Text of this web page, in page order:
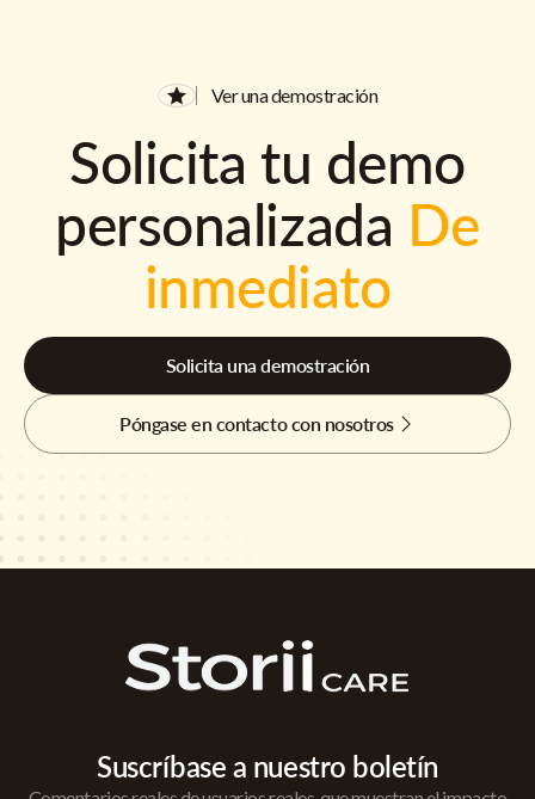
Ver una demostración
Solicita tu demo
personalizada De
inmediato
Solicita una demostración
Póngase en contacto con nosotros
Suscríbase a nuestro boletín